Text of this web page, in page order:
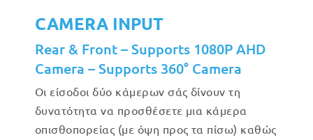
CAMERA INPUT
Rear & Front – Supports 1080P AHD
Camera – Supports 360° Camera
Οι είσοδοι δύο κάμερων σάς δίνουν τη
δυνατότητα να προσθέσετε μια κάμερα
οπισθοπορείας (με όψη προς τα πίσω) καθώς